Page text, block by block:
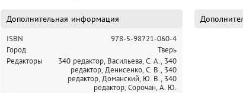
Дополнительная информация
ISBN
978-5-98721-060-4
Город
Тверь
Редакторы
340 редактор, Васильева, С. А., 340
редактор, Денисенко, С. В., 340
редактор, Доманский, Ю. В., 340
редактор, Сорочан, А. Ю.